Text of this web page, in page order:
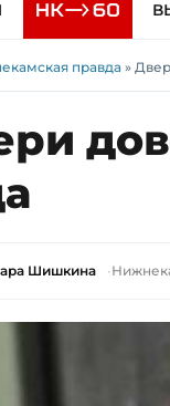
правда »
Шишкина